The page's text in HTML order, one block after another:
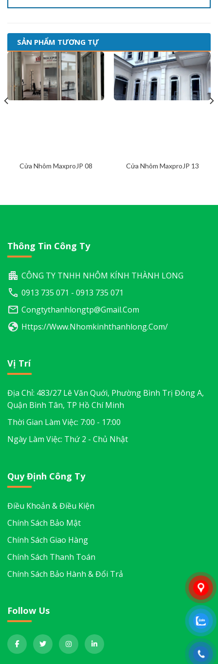
SẢN PHẨM TƯƠNG TỰ
Cửa Nhôm MaxproJP 08 Cửa Nhôm MaxproJP 13
Thông Tin Công Ty
CÔNG TY TNHH NHÔM KÍNH THÀNH LONG
0913 735 071 - 0913 735 071
Congtythanhlongtp@gmail.com
Https://www.nhomkinhthanhlong.com/
Vị Trí
Địa Chỉ: 483/27 Lê Văn Quới, Phường Bình Trị Đông A,
Quận Bình Tân, TP Hồ Chí Minh
Thời Gian Làm Việc: 7:00 - 17:00
Ngày Làm Việc: Thứ 2 - Chủ Nhật
Quy Định Công Ty
Điều Khoản & Điều Kiện
Chính Sách Bảo Mật
Chính Sách Giao Hàng
Chính Sách Thanh Toán
Chính Sách Bảo Hành & Đổi Trả
Follow Us